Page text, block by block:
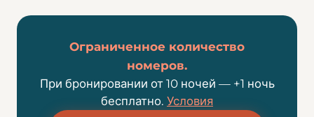
Ограниченное количество
номеров.
При бронировании от 10 ночей — +1 ночь
бесплатно. Условия